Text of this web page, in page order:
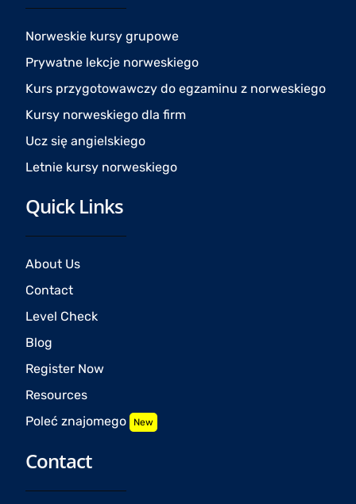
o
o
g
r
a
m
e
Norweskie kursy grupowe
Prywatne lekcje norweskiego
Kurs przygotowawczy do egzaminu z norweskiego
Kursy norweskiego dla firm
Ucz się angielskiego
Letnie kursy norweskiego
Quick Links
About Us
Contact
Level Check
Blog
Register Now
Resources
Poleć znajomego New
Contact